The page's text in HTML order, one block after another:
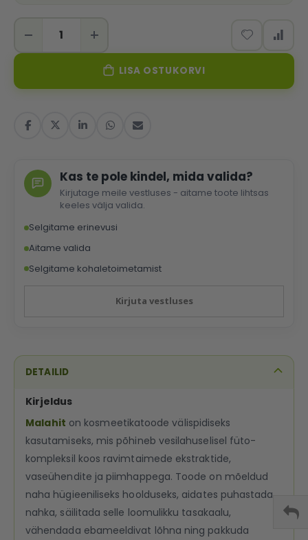
LISA OSTUKORVI
Kas te pole kindel, mida valida?
Kirjutage meile vestluses - aitame toote lihtsas
keeles välja valida.
Selgitame erinevusi
Aitame valida
Selgitame kohaletoimetamist
Kirjuta vestluses
DETAILID
Kirjeldus
Malahit on kosmeetikatoode välispidiseks
kasutamiseks, mis põhineb vesilahuselisel füto­
kompleksil koos ravimtaimede ekstraktide,
vaseühendite ja piimhappega. Toode on mõeldud
naha hügieeniliseks hoolduseks, aidates puhastada
nahka, säilitada selle loomulikku tasakaalu,
vähendada ebameeldivat lõhna ning pakkuda